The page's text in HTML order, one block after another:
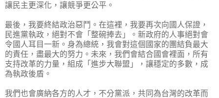
讓民主更深化，讓競爭更公平。
最後，我要終結政治惡鬥。在這裡，我要再次向國人保證，
民進黨執政，絕對不會「整碗捧去」。新政府的人事絕對會
令國人耳目一新。身為總統，我會對這個國家的團結負最大
的責任，盡最大的努力。未來，我們會結合國會裡面，所有
支持改革的力量，組成「進步大聯盟」，讓穩定的多數，成
為執政後盾。
我們也會廣納各方的人才，不分黨派，共同為台灣的改革而